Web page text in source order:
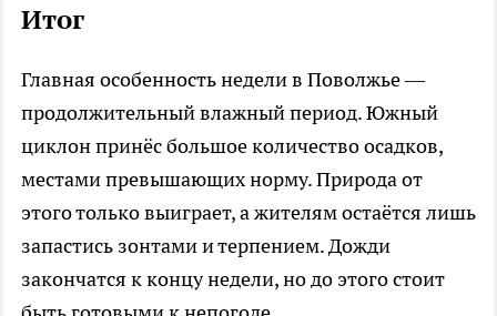
Итог
Главная особенность недели в Поволжье —
продолжительный влажный период. Южный
циклон принёс большое количество осадков,
местами превышающих норму. Природа от
этого только выиграет, а жителям остаётся лишь
запастись зонтами и терпением. Дожди
закончатся к концу недели, но до этого стоит